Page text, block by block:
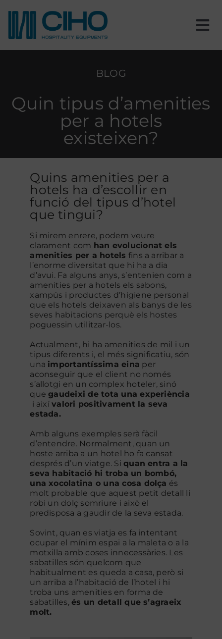
content
Projectes
Blog
Contacte
BLOG
Quin tipus d’amenities
per a hotels
existeixen?
Quins amenities per a
hotels ha d’escollir en
funció del tipus d’hotel
que tingui?
Si mirem enrere, podem veure
clarament com han evolucionat els
amenities per a hotels fins a arribar a
l’enorme diversitat que hi ha a dia
d’avui. Fa alguns anys, s’entenien com a
amenities per a hotels els sabons,
xampús i productes d’higiene personal
que els hotels deixaven als banys de les
seves habitacions perquè els hostes
poguessin utilitzar-los.
Actualment, hi ha amenities de mil i un
tipus diferents i, el més significatiu, són
una importantíssima eina per
aconseguir que el client no només
s’allotgi en un complex hoteler, sinó
quegaudeixi de tota una experiència
i aixívalori positivament la seva
estada.
Amb alguns exemples serà fàcil
d’entendre. Normalment, quan un
hoste arriba a un hotel ho fa cansat
després d’un viatge. Siquan entra a la
seva habitació hi troba un bombó,
una xocolatina o una cosa dolça és
molt probable que aquest petit detall li
robi un dolç somriure i això el
predisposa a gaudir de la seva estada.
Sovint, quan es viatja es fa intentant
ocupar el mínim espai a la maleta o a la
motxilla amb coses innecessàries. Les
sabatilles són quelcom que
habitualment es queda a casa, però si
un arriba a l’habitació de l’hotel i hi
troba uns amenities en forma de
sabatilles,és un detall que s’agraeix
molt.